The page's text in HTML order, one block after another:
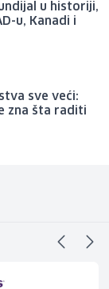
u historiji,
u, Kanadi i
sve veći:
zna šta raditi